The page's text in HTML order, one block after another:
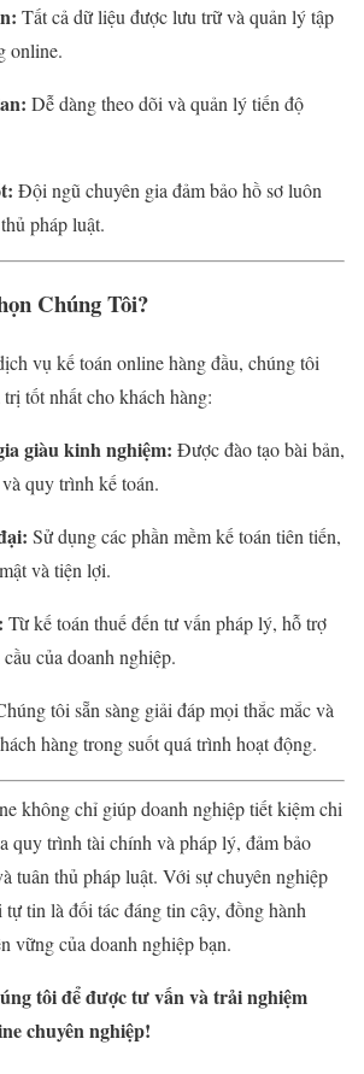
Tất cả dữ liệu được lưu trữ và quản lý tập
online.
Dễ dàng theo dõi và quản lý tiến độ
Đội ngũ chuyên gia đảm bảo hồ sơ luôn
pháp luật.
Chúng Tôi?
vụ kế toán online hàng đầu, chúng tôi
tốt nhất cho khách hàng:
giàu kinh nghiệm: Được đào tạo bài bản,
quy trình kế toán.
Sử dụng các phần mềm kế toán tiên tiến,
và tiện lợi.
Từ kế toán thuế đến tư vấn pháp lý, hỗ trợ
của doanh nghiệp.
tôi sẵn sàng giải đáp mọi thắc mắc và
hàng trong suốt quá trình hoạt động.
không chỉ giúp doanh nghiệp tiết kiệm chi
quy trình tài chính và pháp lý, đảm bảo
tuân thủ pháp luật. Với sự chuyên nghiệp
tin là đối tác đáng tin cậy, đồng hành
vững của doanh nghiệp bạn.
tôi để được tư vấn và trải nghiệm
chuyên nghiệp!